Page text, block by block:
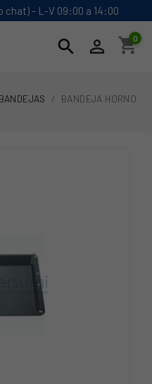
chat) - L-V 09:00 a 14:00
search  shopping_cart
0
BANDEJAS
BANDEJA HORNO